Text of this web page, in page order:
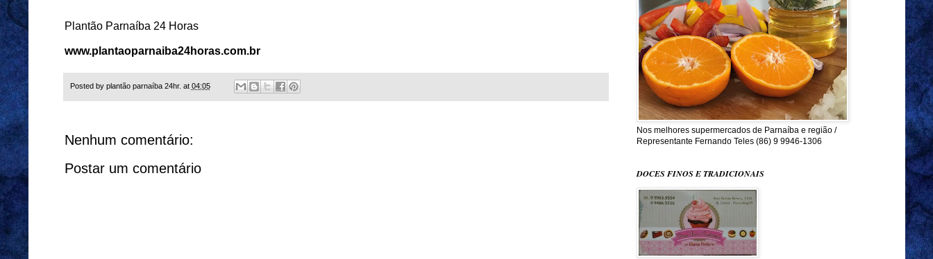
Plantão Parnaíba 24 Horas
www.plantaoparnaiba24horas.com.br
Posted by plantão parnaíba 24hr. at 04:05
Nenhum comentário:
Postar um comentário
Nos melhores supermercados de Parnaíba e região /
Representante Fernando Teles (86) 9 9946-1306
DOCES FINOS E TRADICIONAIS